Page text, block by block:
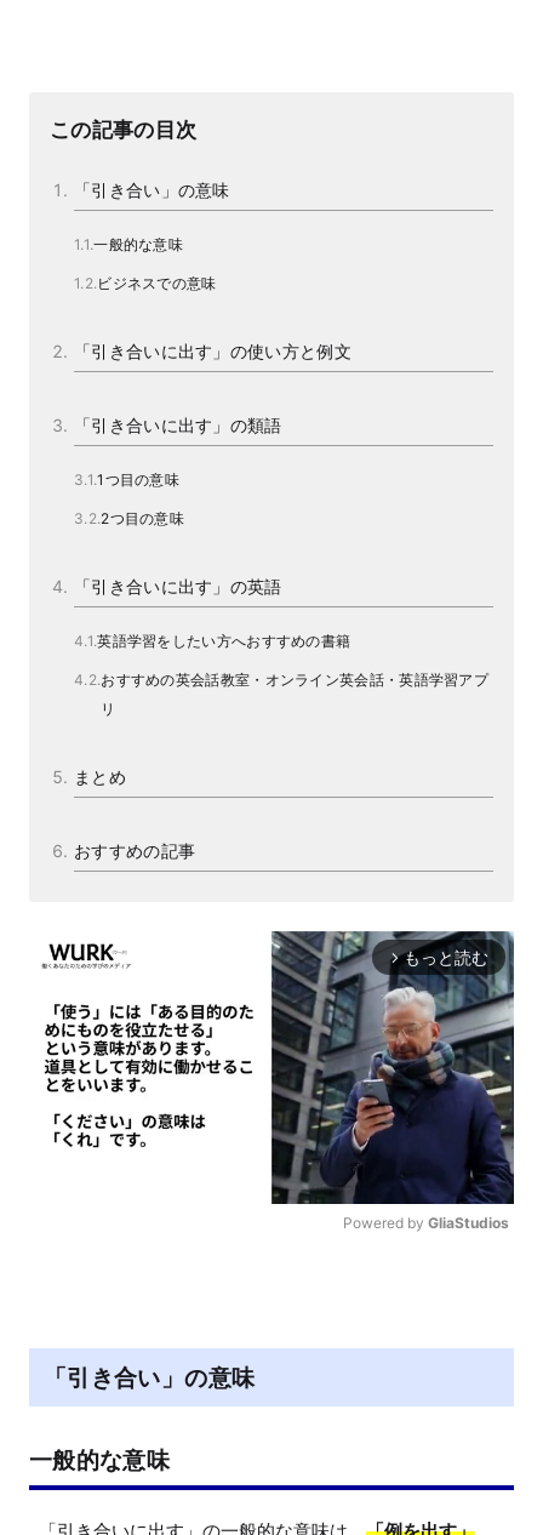
この記事の目次
「引き合い」の意味
一般的な意味
ビジネスでの意味
「引き合いに出す」の使い方と例文
「引き合いに出す」の類語
1つ目の意味
2つ目の意味
「引き合いに出す」の英語
英語学習をしたい方へおすすめの書籍
おすすめの英会話教室・オンライン英会話・英語学習アプ
リ
まとめ
おすすめの記事
arrow_forward_ios もっと読む
Powered by GliaStudios
「引き合い」の意味
一般的な意味